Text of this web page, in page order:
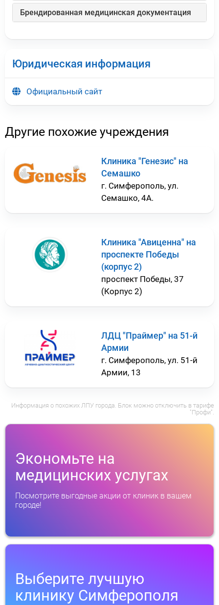
Брендированная медицинская документация
Юридическая информация
Официальный сайт
Другие похожие учреждения
Клиника "Генезис" на
Семашко
г. Симферополь, ул.
Семашко, 4А.
Клиника "Авиценна" на
проспекте Победы
(корпус 2)
проспект Победы, 37
(Корпус 2)
ЛДЦ "Праймер" на 51-й
Армии
г. Симферополь, ул. 51-й
Армии, 13
Информация о похожих ЛПУ города. Блок можно отключить в тарифе
"Профи".
Экономьте на
медицинских услугах
Посмотрите выгодные акции от клиник в вашем
городе!
Выберите лучшую
клинику Симферополя